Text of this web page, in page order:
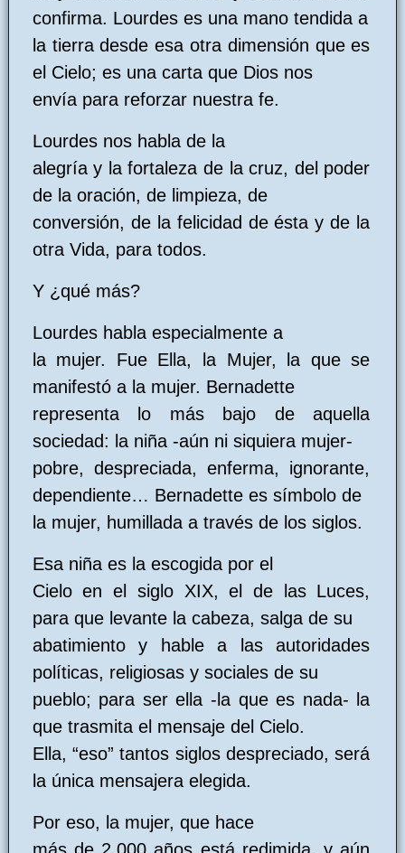
confirma. Lourdes es una mano tendida a
la tierra desde esa otra dimensión que es
el Cielo; es una carta que Dios nos
envía para reforzar nuestra fe.
Lourdes nos habla de la
alegría y la fortaleza de la cruz, del poder
de la oración, de limpieza, de
conversión, de la felicidad de ésta y de la
otra Vida, para todos.
Y ¿qué más?
Lourdes habla especialmente a
la mujer. Fue Ella, la Mujer, la que se
manifestó a la mujer. Bernadette
representa lo más bajo de aquella
sociedad: la niña -aún ni siquiera mujer-
pobre, despreciada, enferma, ignorante,
dependiente… Bernadette es símbolo de
la mujer, humillada a través de los siglos.
Esa niña es la escogida por el
Cielo en el siglo XIX, el de las Luces,
para que levante la cabeza, salga de su
abatimiento y hable a las autoridades
políticas, religiosas y sociales de su
pueblo; para ser ella -la que es nada- la
que trasmita el mensaje del Cielo.
Ella, “eso” tantos siglos despreciado, será
la única mensajera elegida.
Por eso, la mujer, que hace
más de 2.000 años está redimida, y aún